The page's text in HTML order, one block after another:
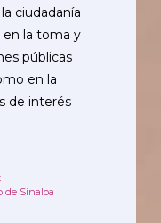
ciudadanía
la toma y
públicas
en la
de interés
de Sinaloa